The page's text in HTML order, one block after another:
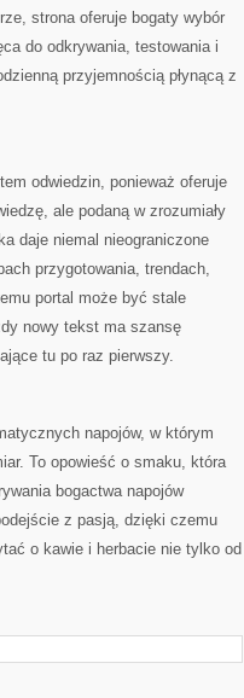
strona oferuje bogaty wybór
do odkrywania, testowania i
przyjemnością płynącą z
odwiedzin, ponieważ oferuje
ale podaną w zrozumiały
daje niemal nieograniczone
przygotowania, trendach,
portal może być stale
nowy tekst ma szansę
tu po raz pierwszy.
napojów, w którym
To opowieść o smaku, która
bogactwa napojów
z pasją, dzięki czemu
o kawie i herbacie nie tylko od